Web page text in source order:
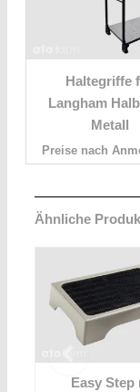
Haltegriffe
Langham
Metall
Preise nach
Ähnliche
Easy Step